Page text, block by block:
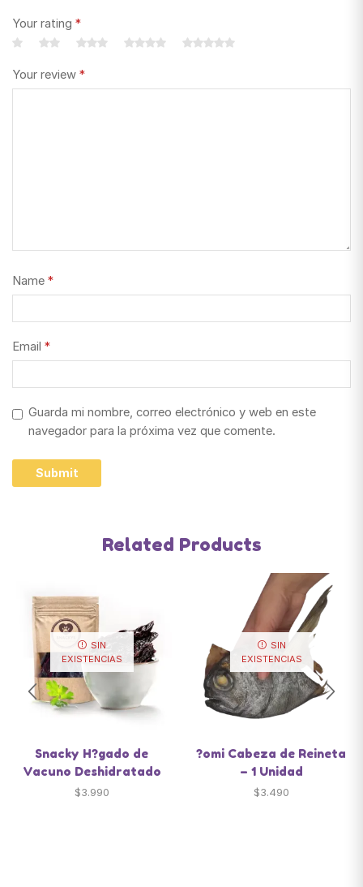
Your rating *
Your review *
Name *
Email *
Guarda mi nombre, correo electrónico y web en este
navegador para la próxima vez que comente.
Related Products
SIN
EXISTENCIAS
Snacky H?gado de
Vacuno Deshidratado
$3.990
SIN
EXISTENCIAS
?omi Cabeza de Reineta
– 1 Unidad
$3.490